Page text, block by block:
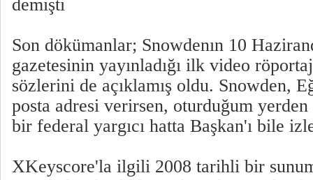
demişti
Son dökümanlar; Snowdenın 10
gazetesinin yayınladığı ilk video
sözlerini de açıklamış oldu. Snowden,
posta adresi verirsen, oturduğum
bir federal yargıcı hatta Başkan'ı bile
XKeyscore'la ilgili 2008 tarihli bir